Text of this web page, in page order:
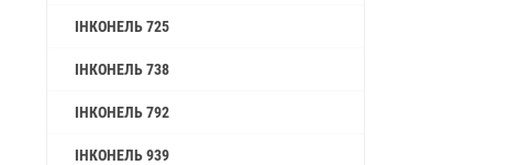
ІНКОНЕЛЬ 725
ІНКОНЕЛЬ 738
ІНКОНЕЛЬ 792
ІНКОНЕЛЬ 939